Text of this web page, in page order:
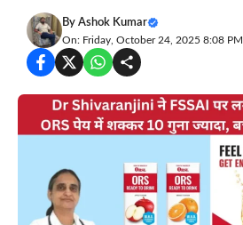
By Ashok Kumar
On: Friday, October 24, 2025 8:08 PM